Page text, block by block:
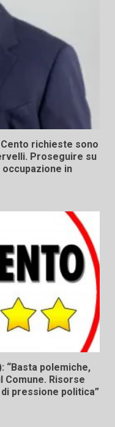
richieste sono
Proseguire su
in
“Basta polemiche,
Risorse
pressione politica”